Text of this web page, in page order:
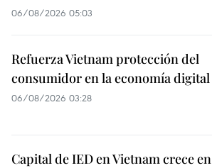
06/08/2026 05:03
Refuerza Vietnam protección del
consumidor en la economía digital
06/08/2026 03:28
Capital de IED en Vietnam crece en